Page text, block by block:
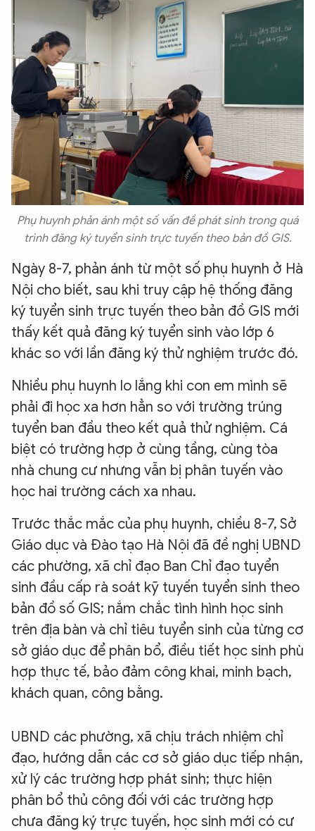
Phụ huynh phản ánh một số vấn đề phát sinh trong quá
trình đăng ký tuyển sinh trực tuyến theo bản đồ GIS.
Ngày 8-7, phản ánh từ một số phụ huynh ở Hà
Nội cho biết, sau khi truy cập hệ thống đăng
ký tuyển sinh trực tuyến theo bản đồ GIS mới
thấy kết quả đăng ký tuyển sinh vào lớp 6
khác so với lần đăng ký thử nghiệm trước đó.
Nhiều phụ huynh lo lắng khi con em mình sẽ
phải đi học xa hơn hẳn so với trường trúng
tuyển ban đầu theo kết quả thử nghiệm. Cá
biệt có trường hợp ở cùng tầng, cùng tòa
nhà chung cư nhưng vẫn bị phân tuyến vào
học hai trường cách xa nhau.
Trước thắc mắc của phụ huynh, chiều 8-7, Sở
Giáo dục và Đào tạo Hà Nội đã đề nghị UBND
các phường, xã chỉ đạo Ban Chỉ đạo tuyển
sinh đầu cấp rà soát kỹ tuyến tuyển sinh theo
bản đồ số GIS; nắm chắc tình hình học sinh
trên địa bàn và chỉ tiêu tuyển sinh của từng cơ
sở giáo dục để phân bổ, điều tiết học sinh phù
hợp thực tế, bảo đảm công khai, minh bạch,
khách quan, công bằng.
UBND các phường, xã chịu trách nhiệm chỉ
đạo, hướng dẫn các cơ sở giáo dục tiếp nhận,
xử lý các trường hợp phát sinh; thực hiện
phân bổ thủ công đối với các trường hợp
chưa đăng ký trực tuyến, học sinh mới có cư